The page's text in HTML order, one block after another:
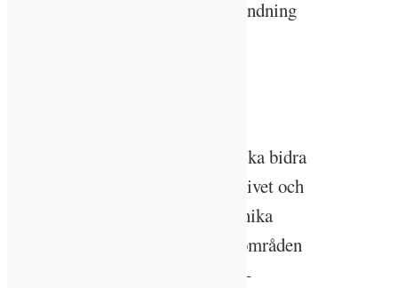
material och konstruktioner, användning
De tvärvetenskapliga områdena ska bidra
till ökad samverkan med näringslivet och
samhället. För LTH:s rektor, Annika
Olsson, är etableringen av profilområden
– i kombination med samverkan –